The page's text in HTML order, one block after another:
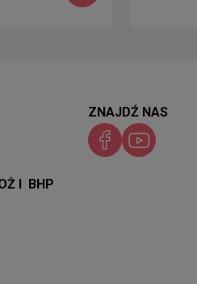
I BHP
ZNAJDŹ NAS